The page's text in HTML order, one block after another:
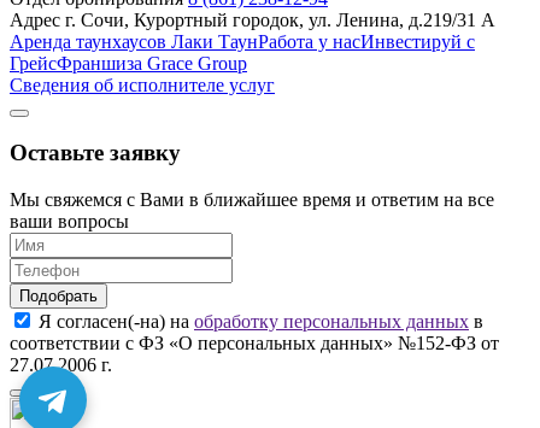
Адрес г. Сочи, Курортный городок, ул. Ленина, д.219/31 А
Аренда таунхаусов Лаки ТаунРабота у насИнвестируй с
ГрейсФраншиза Grace Group
Сведения об исполнителе услуг
Оставьте заявку
Мы свяжемся с Вами в ближайшее время и ответим на все
ваши вопросы
Подобрать
Я согласен(-на) на обработку персональных данных в
соответствии с ФЗ «О персональных данных» №152-ФЗ от
27.07.2006 г.